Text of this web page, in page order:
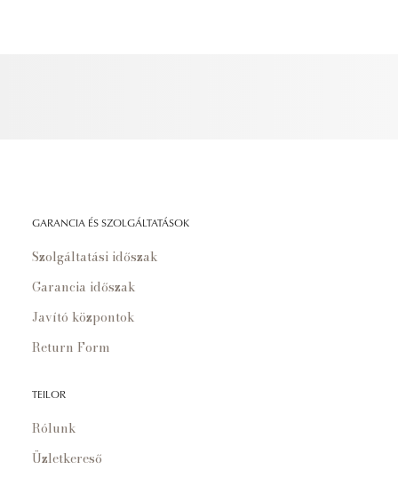
GARANCIA ÉS SZOLGÁLTATÁSOK
Szolgáltatási időszak
Garancia időszak
Javító központok
Return Form
TEILOR
Rólunk
Üzletkereső